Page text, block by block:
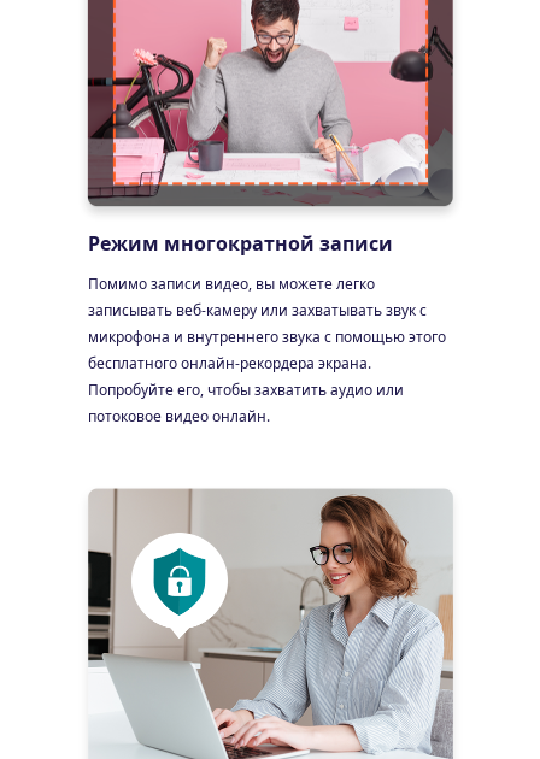
Режим многократной записи
Помимо записи видео, вы можете легко
записывать веб-камеру или захватывать звук с
микрофона и внутреннего звука с помощью этого
бесплатного онлайн-рекордера экрана.
Попробуйте его, чтобы захватить аудио или
потоковое видео онлайн.